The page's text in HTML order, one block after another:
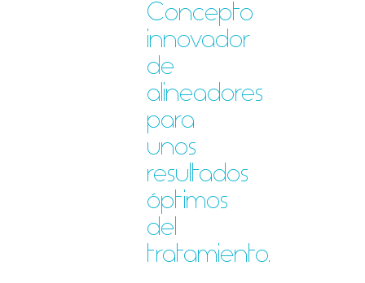
Concepto
innovador
de
alineadores
para
unos
resultados
óptimos
del
tratamiento.